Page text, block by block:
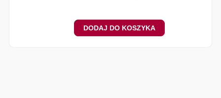
DODAJ DO KOSZYKA